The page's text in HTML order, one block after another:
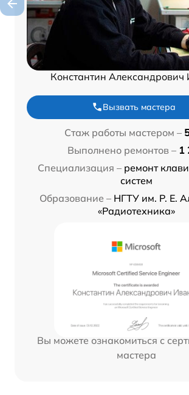
Константин Александрович
Вызвать мастера
Стаж работы мастером –
Выполнено ремонтов – 1
Специализация – ремонт
систем
Образование – НГТУ им. Р. Е.
«Радиотехника»
Вы можете ознакомиться с
мастера